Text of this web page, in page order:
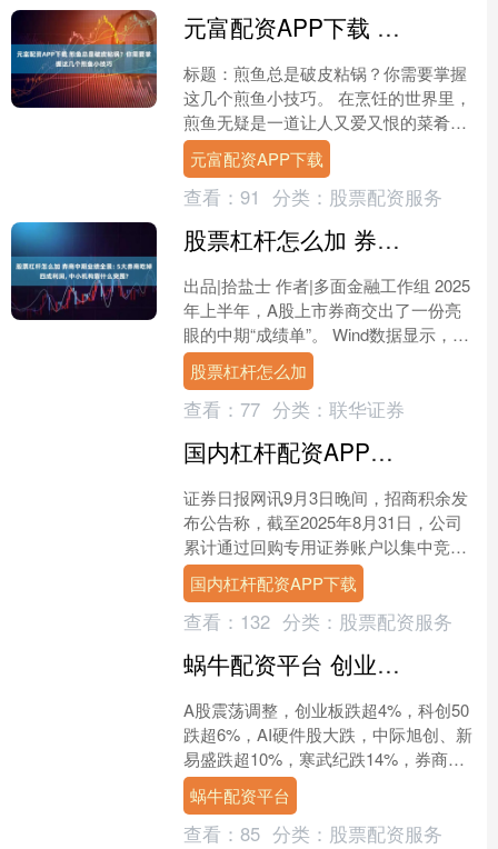
元富配资APP下载 煎鱼总是破皮粘锅？你需要掌握这几个煎鱼小技巧
标题：煎鱼总是破皮粘锅？你需要掌握
这几个煎鱼小技巧。 在烹饪的世界里，
煎鱼无疑是一道让人又爱又恨的菜肴。
它既能展现厨师的技艺，也能成为餐桌
上的一道难题。那么，如....
元富配资APP下载
查看： 91 分类： 股票配资服务
股票杠杆怎么加 券商中期业绩全景: 5大券商吃掉四成利润, 中小机构靠什么突围?
出品|拾盐士 作者|多面金融工作组 2025
年上半年，A股上市券商交出了一份亮
眼的中期“成绩单”。 Wind数据显示，申
万三级证券行业下的49家上市券商上半
年合....
股票杠杆怎么加
查看： 77 分类： 联华证券
国内杠杆配资APP下载 招商积余: 累计回购公司股份1425800股
证券日报网讯9月3日晚间，招商积余发
布公告称，截至2025年8月31日，公司
累计通过回购专用证券账户以集中竞价
交易方式回购股份数量为1，425，800
股，占公司....
国内杠杆配资APP下载
查看： 132 分类： 股票配资服务
蜗牛配资平台 创业板跌超4%，寒武纪跌近15%，银行股逆势拉升、农行大涨5%总市值首超工行，国债反弹
A股震荡调整，创业板跌超4%，科创50
跌超6%，AI硬件股大跌，中际旭创、新
易盛跌超10%，寒武纪跌14%，券商、
银行逆势拉升。港股同样走低，恒科指
跌近2%，芯....
蜗牛配资平台
查看： 85 分类： 股票配资服务